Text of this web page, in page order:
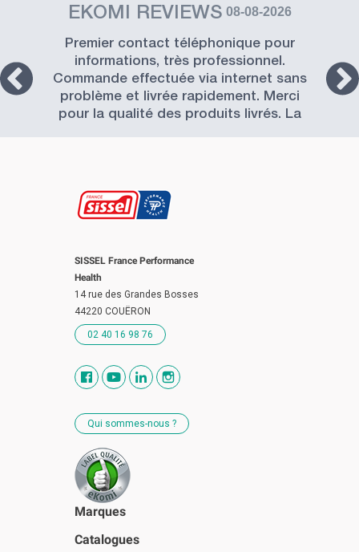
EKOMI REVIEWS 08-08-2026
Premier contact téléphonique pour
informations, très professionnel.
Commande effectuée via internet sans
problème et livrée rapidement. Merci
pour la qualité des produits livrés. La
SISSEL France Performance
Health
14 rue des Grandes Bosses
44220 COUËRON
02 40 16 98 76
Qui sommes-nous ?
Marques
Catalogues